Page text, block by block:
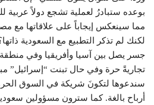
بوعده ستبادرُ لعملية تشجع دولاً عربية
مما سينعكس إيجاباً على علاقاتها مع
لكنك لم تذكر التطبيع مع السعودية
جسر يصل بين آسيا وأفريقيا وفي
تجاريةً حرة وفي حال تبنت “إسرائيل”
سندعوها لتكونَ شريكة في السوق
أرباح بالغة. كما سترون مسؤولين